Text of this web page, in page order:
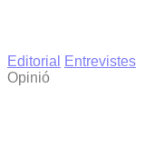
Editorial
Entrevistes
Opinió